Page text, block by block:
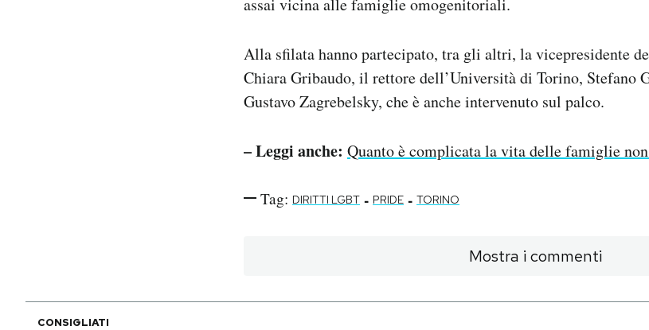
Alla sfilata hanno partecipato, tra gli altri, la vicepresidente
Chiara Gribaudo, il rettore dell’Università di Torino, Stefano
Gustavo Zagrebelsky, che è anche intervenuto sul palco.
– Leggi anche: Quanto è complicata la vita delle famiglie
Tag: DIRITTI LGBT - PRIDE - TORINO
Mostra i commenti
CONSIGLIATI